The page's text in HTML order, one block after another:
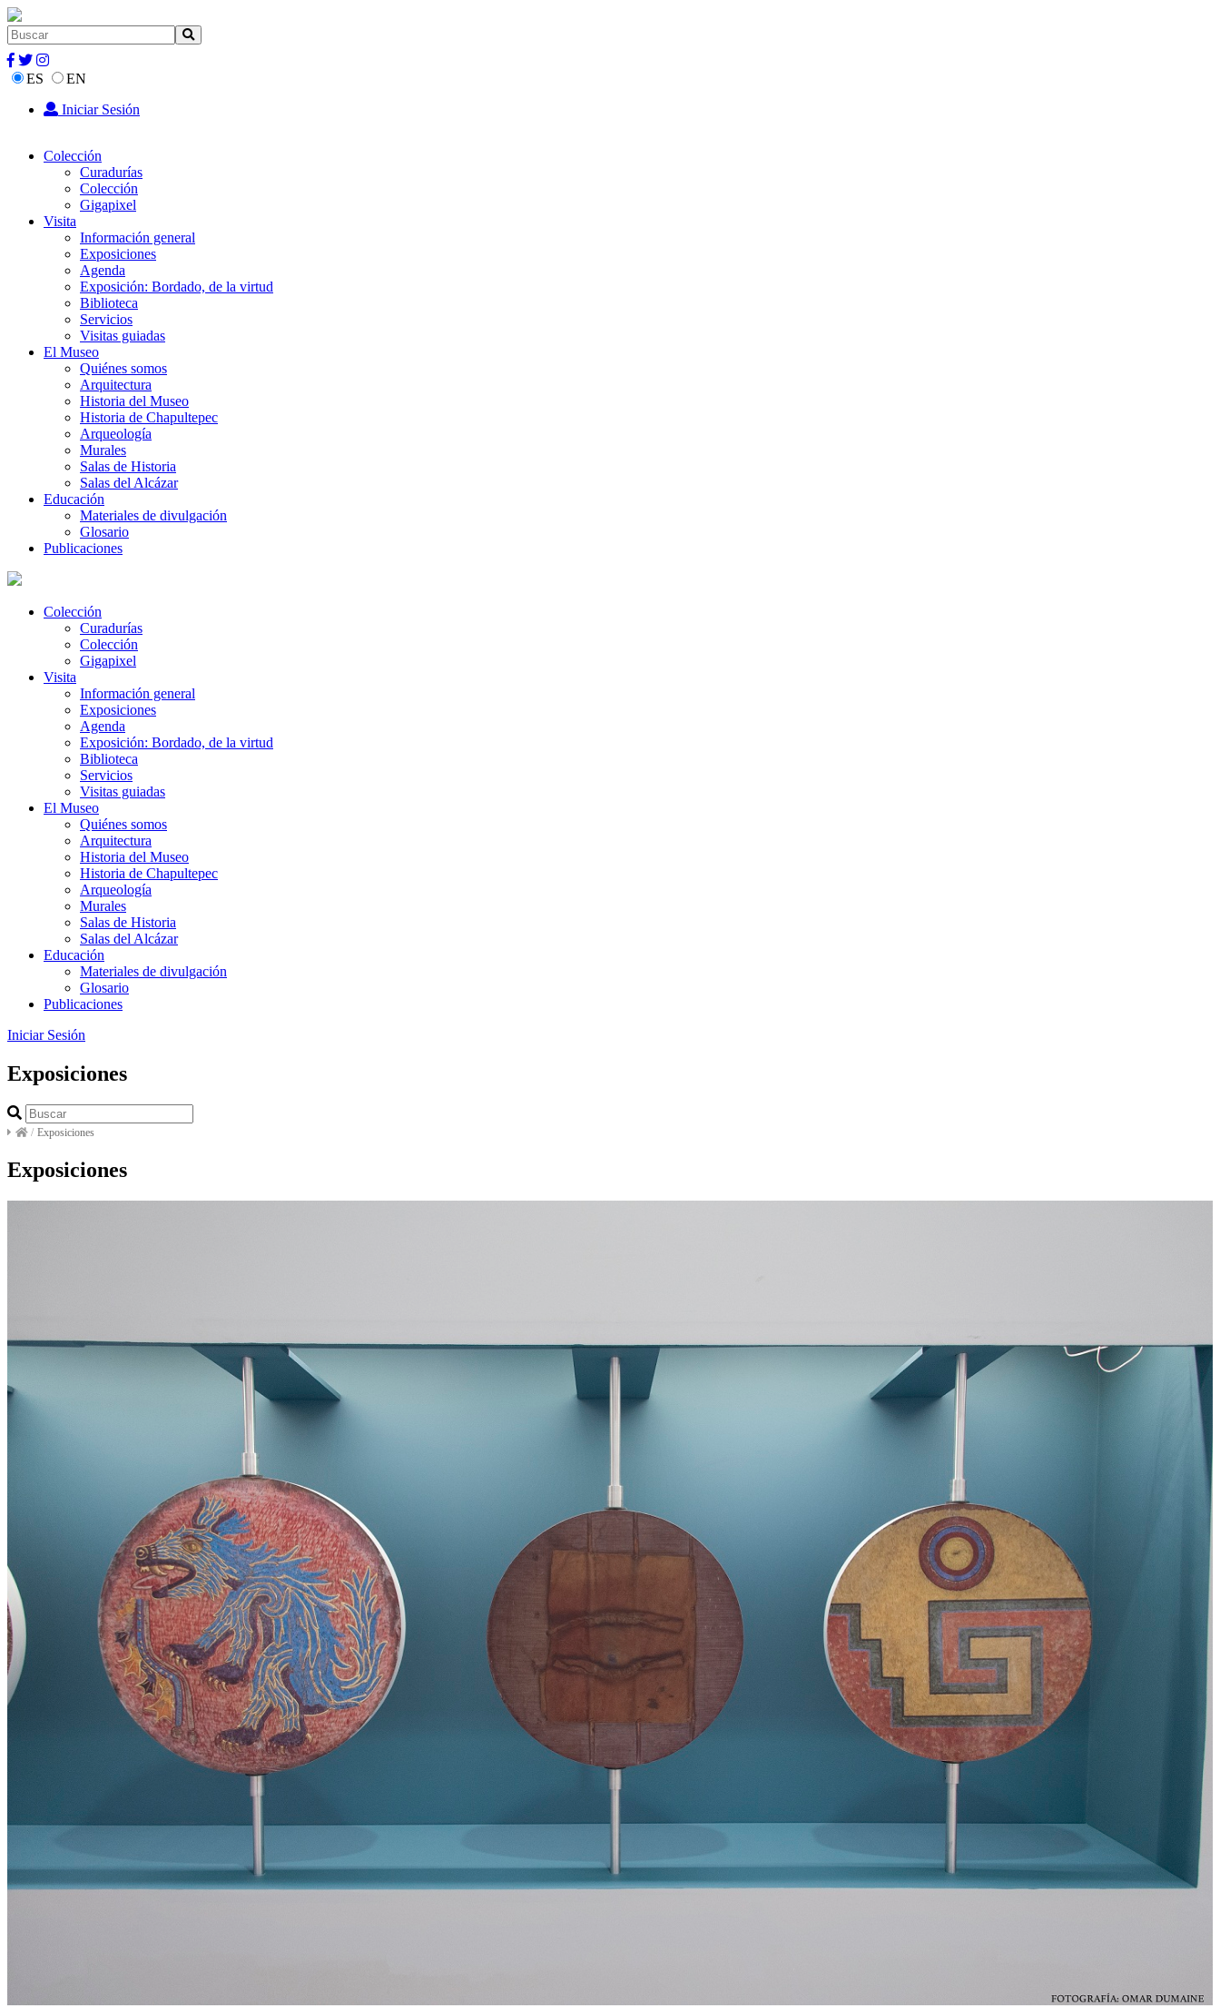
ES
EN
Iniciar Sesión
Colección
Curadurías
Colección
Gigapixel
Visita
Información general
Exposiciones
Agenda
Exposición: Bordado, de la virtud
Biblioteca
Servicios
Visitas guiadas
El Museo
Quiénes somos
Arquitectura
Historia del Museo
Historia de Chapultepec
Arqueología
Murales
Salas de Historia
Salas del Alcázar
Educación
Materiales de divulgación
Glosario
Publicaciones
Colección
Curadurías
Colección
Gigapixel
Visita
Información general
Exposiciones
Agenda
Exposición: Bordado, de la virtud
Biblioteca
Servicios
Visitas guiadas
El Museo
Quiénes somos
Arquitectura
Historia del Museo
Historia de Chapultepec
Arqueología
Murales
Salas de Historia
Salas del Alcázar
Educación
Materiales de divulgación
Glosario
Publicaciones
Iniciar Sesión
Exposiciones
/ Exposiciones
Exposiciones